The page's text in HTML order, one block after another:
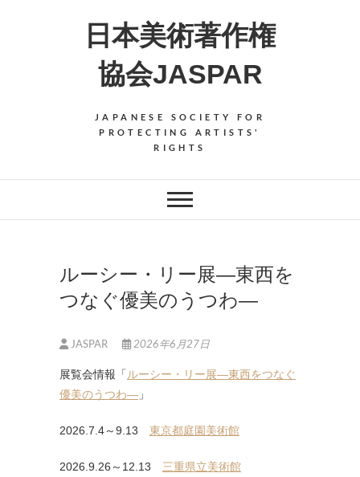
日本美術著作権
協会JASPAR
JAPANESE SOCIETY FOR
PROTECTING ARTISTS'
RIGHTS
ルーシー・リー展―東西を
つなぐ優美のうつわ―
JASPAR 2026年6月27日
展覧会情報「 ルーシー・リー展―東西をつなぐ
優美のうつわ― 」
2026.7.4～9.13 東京都庭園美術館
2026.9.26～12.13 三重県立美術館